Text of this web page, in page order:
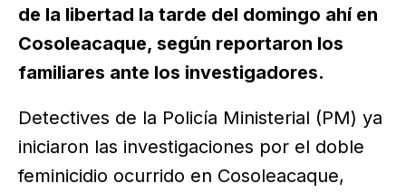
de la libertad la tarde del domingo ahí en
Cosoleacaque, según reportaron los
familiares ante los investigadores.
Detectives de la Policía Ministerial (PM) ya
iniciaron las investigaciones por el doble
feminicidio ocurrido en Cosoleacaque,